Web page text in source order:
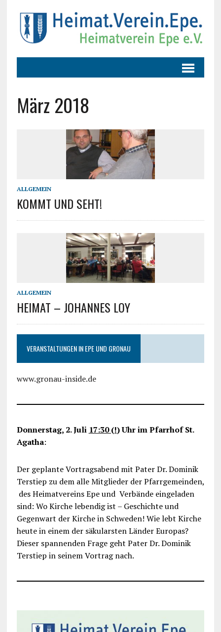
März 2018
ALLGEMEIN
KOMMT UND SEHT!
ALLGEMEIN
HEIMAT – JOHANNES LOY
VERANSTALTUNGEN IN EPE UND GRONAU
www.gronau-inside.de
Donnerstag, 2. Juli 17:30 (!) Uhr im Pfarrhof St.
Agatha:
Der geplante Vortragsabend mit Pater Dr. Dominik
Terstiep zu dem alle Mitglieder der Pfarrgemeinden,
des Heimatvereins Epe und Verbände eingeladen
sind: Wo Kirche lebendig ist – Geschichte und
Gegenwart der Kirche in Schweden! Wie lebt Kirche
heute in einem der säkularsten Länder Europas?
Dieser spannenden Frage geht Pater Dr. Dominik
Terstiep in seinem Vortrag nach.